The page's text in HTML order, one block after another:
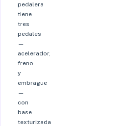
pedalera
tiene
tres
pedales
—
acelerador,
freno
y
embrague
—
con
base
texturizada